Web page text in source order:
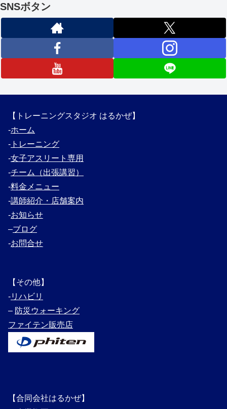
SNSボタン
【トレーニングスタジオ はるかぜ】
‐ホーム
‐ トレーニング
‐女子アスリート専用
‐チーム（出張講習）
‐料金メニュー
‐講師紹介・ 店舗案内
‐お知らせ
–ブログ
‐お問合せ
【その他】
‐リハビリ
– 防災ウォーキング
ファイテン販売店
【合同会社はるかぜ】